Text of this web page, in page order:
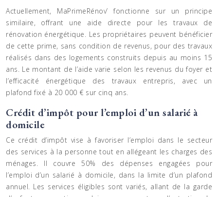
Actuellement, MaPrimeRénov’ fonctionne sur un principe
similaire, offrant une aide directe pour les travaux de
rénovation énergétique. Les propriétaires peuvent bénéficier
de cette prime, sans condition de revenus, pour des travaux
réalisés dans des logements construits depuis au moins 15
ans. Le montant de l’aide varie selon les revenus du foyer et
l’efficacité énergétique des travaux entrepris, avec un
plafond fixé à 20 000 € sur cinq ans.
Crédit d’impôt pour l’emploi d’un salarié à
domicile
Ce crédit d’impôt vise à favoriser l’emploi dans le secteur
des services à la personne tout en allégeant les charges des
ménages. Il couvre 50% des dépenses engagées pour
l’emploi d’un salarié à domicile, dans la limite d’un plafond
annuel. Les services éligibles sont variés, allant de la garde